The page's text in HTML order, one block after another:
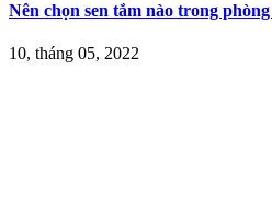
Nên chọn sen tắm nào trong
10, tháng 05, 2022